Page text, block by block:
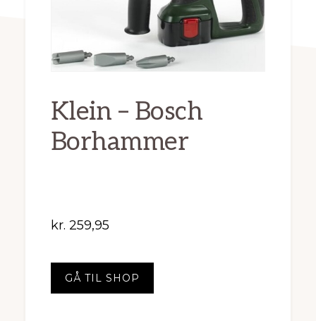
Klein – Bosch
Borhammer
kr. 259,95
GÅ TIL SHOP